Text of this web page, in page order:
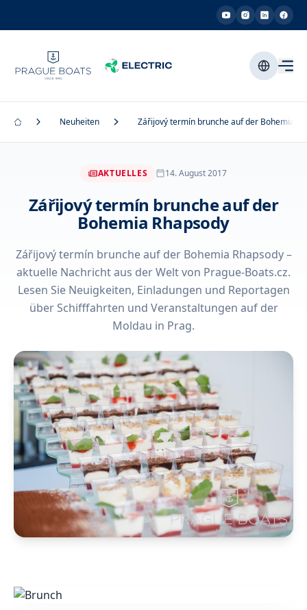
Neuheiten Zářijový termín brunche auf der Bohemia
AKTUELLES 14. August 2017
Zářijový termín brunche auf der
Bohemia Rhapsody
Zářijový termín brunche auf der Bohemia Rhapsody –
aktuelle Nachricht aus der Welt von Prague-Boats.cz.
Lesen Sie Neuigkeiten, Einladungen und Reportagen
über Schifffahrten und Veranstaltungen auf der
Moldau in Prag.